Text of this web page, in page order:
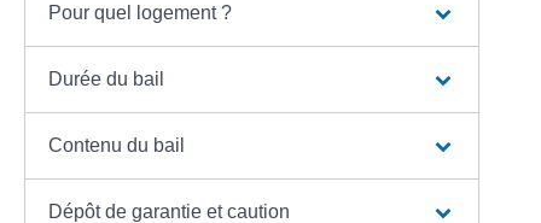
Pour quel logement ?
Durée du bail
Contenu du bail
Dépôt de garantie et caution